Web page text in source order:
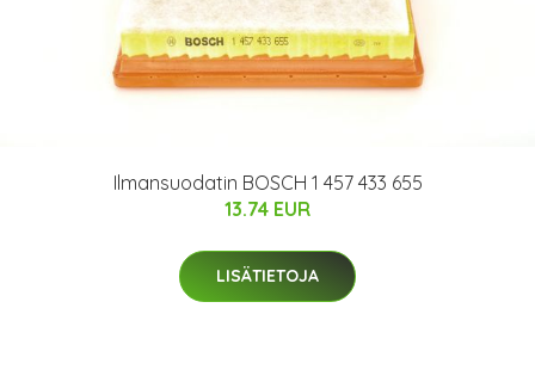
Ilmansuodatin BOSCH 1 457 433 655
13.74 EUR
LISÄTIETOJA